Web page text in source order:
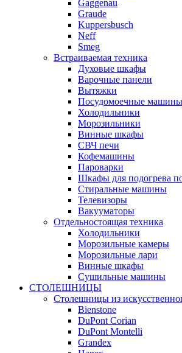
Gaggenau
Graude
Kuppersbusch
Neff
Smeg
Встраиваемая техника
Духовые шкафы
Варочные панели
Вытяжки
Посудомоечные машины
Холодильники
Морозильники
Винные шкафы
СВЧ печи
Кофемашины
Пароварки
Шкафы для подогрева
Стиральные машины
Телевизоры
Вакууматоры
Отдельностоящая техника
Холодильники
Морозильные камеры
Морозильные лари
Винные шкафы
Сушильные машины
СТОЛЕШНИЦЫ
Столешницы из
Bienstone
DuPont Corian
DuPont Montelli
Grandex